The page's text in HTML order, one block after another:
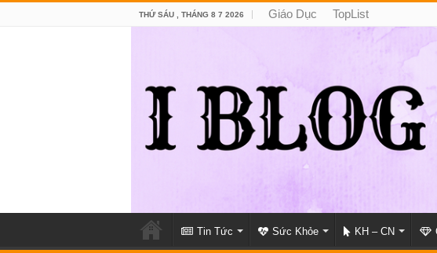
THỨ SÁU , THÁNG 8 7 2026 Giáo Dục TopList
Tin Tức Sức Khỏe KH – CN